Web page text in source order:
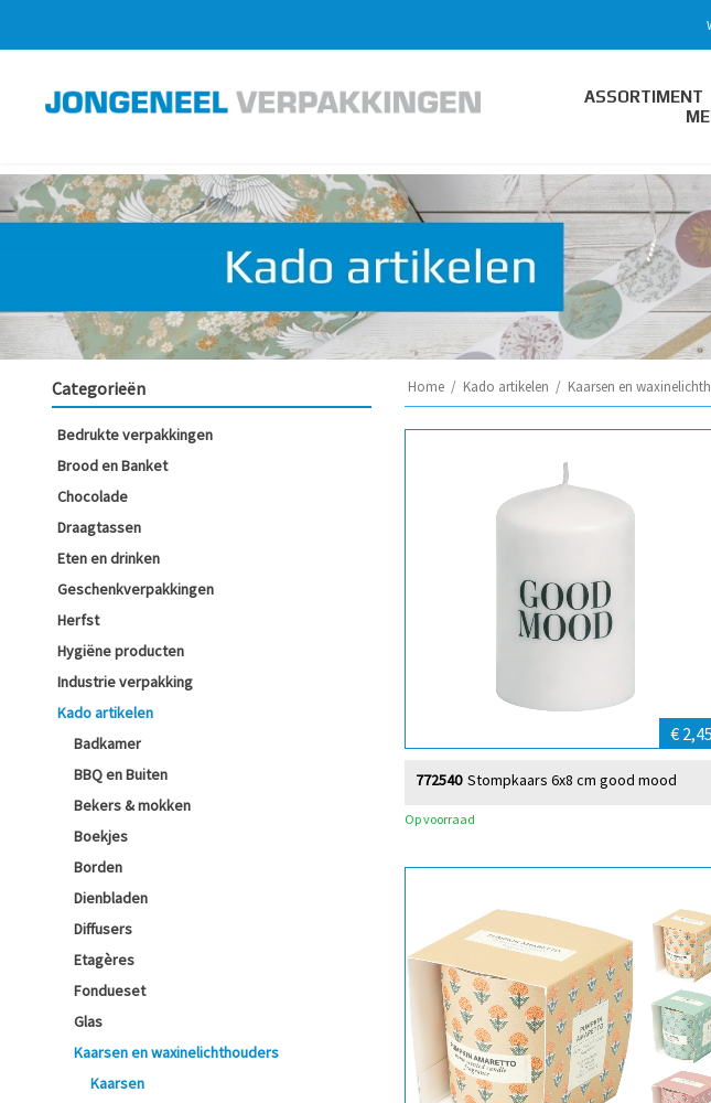
ASSORTIMENT
Categorieën
Bedrukte verpakkingen
Brood en Banket
Chocolade
Draagtassen
Eten en drinken
Geschenkverpakkingen
Herfst
Hygiëne producten
Industrie verpakking
Kado artikelen
Badkamer
BBQ en Buiten
Bekers & mokken
Boekjes
Borden
Dienbladen
Diffusers
Etagères
Fondueset
Glas
Kaarsen en waxinelichthouders
Kaarsen
Home / Kado artikelen / Kaarsen en
€ 2,45
Stompkaars 6x8 cm good mood
772540
Op voorraad